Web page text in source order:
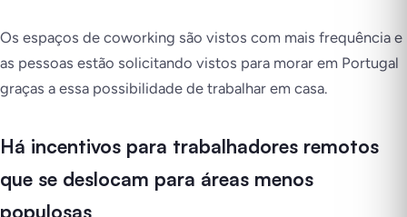
Os espaços de coworking são vistos com mais frequência e
as pessoas estão solicitando vistos para morar em Portugal
graças a essa possibilidade de trabalhar em casa.
Há incentivos para trabalhadores remotos
que se deslocam para áreas menos
populosas